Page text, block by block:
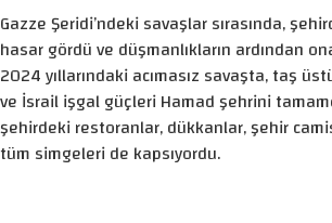
Gazze Şeridi’ndeki savaşlar sırasında,
hasar gördü ve düşmanlıkların ardından
2024 yıllarındaki acımasız savaşta, taş
ve İsrail işgal güçleri Hamad şehrini
şehirdeki restoranlar, dükkanlar, şehir
tüm simgeleri de kapsıyordu.